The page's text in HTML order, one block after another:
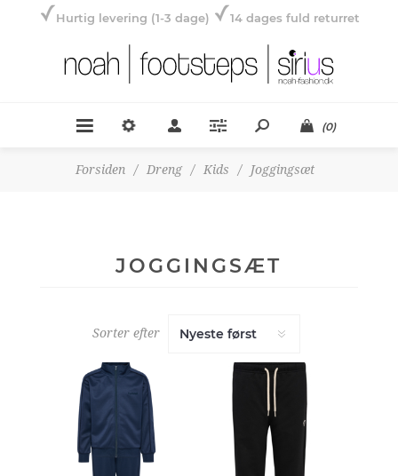
Hurtig levering (1-3 dage) 14 dages fuld returret
(0)
Forsiden / Dreng / Kids / Joggingsæt
JOGGINGSÆT
Sorter efter